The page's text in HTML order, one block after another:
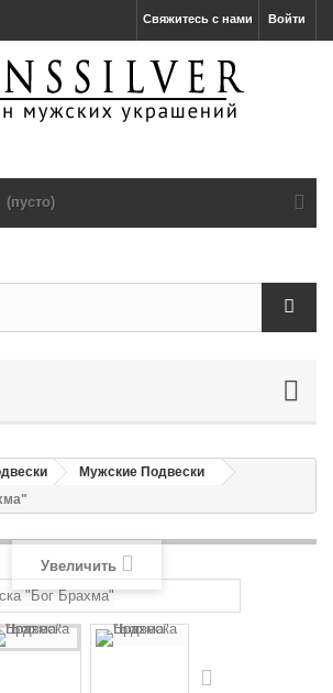
Войти
Свяжитесь с нами
(пусто)
Мужские Подвески
Увеличить